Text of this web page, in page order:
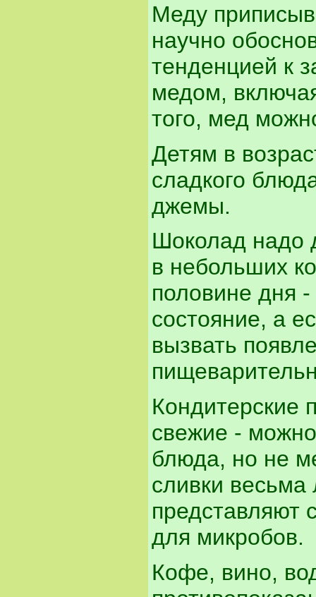
Меду
научно
тенденцией к
медом,
того, мед
Детям в
сладкого
джемы.
Шоколад надо
в небольших
половине дня
состояние, а
вызвать
Кондитерские
свежие - можно
блюда, но не
сливки весьма
представляют
для микробов.
Кофе, вино,